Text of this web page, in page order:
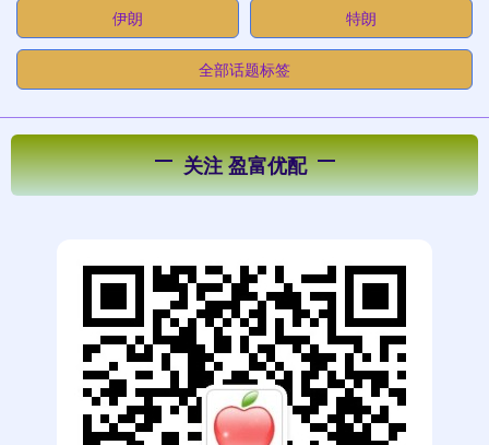
伊朗 特朗
全部话题标签
关注 盈富优配